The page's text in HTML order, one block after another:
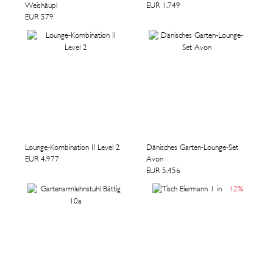
Weishäupl
EUR 579
EUR 1.749
Lounge-Kombination II Level 2
EUR 4.977
Dänisches Garten-Lounge-Set
Avon
EUR 5.456
12%